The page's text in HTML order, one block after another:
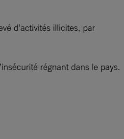
d’activités illicites, par
régnant dans le pays.